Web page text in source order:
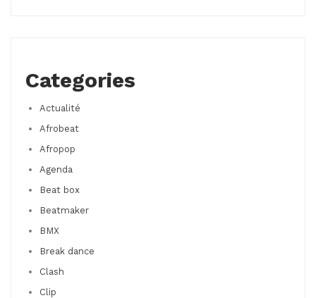
Categories
Actualité
Afrobeat
Afropop
Agenda
Beat box
Beatmaker
BMX
Break dance
Clash
Clip